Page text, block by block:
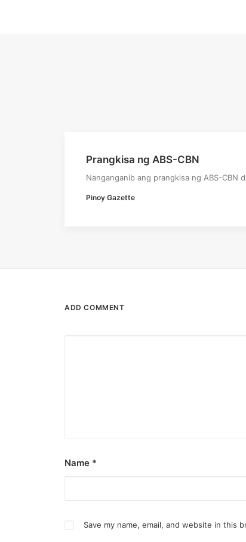
Prangkisa ng ABS-CBN
Nanganganib ang prangkisa ng ABS-CBN
Pinoy Gazette
ADD COMMENT
Name *
Save my name, email, and website in this